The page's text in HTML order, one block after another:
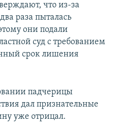
что из-за
раза пыталась
они подали
суд с требованием
срок лишения
падчерицы
дал признательные
уже отрицал.